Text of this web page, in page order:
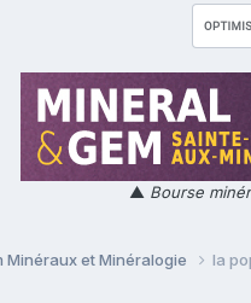
▲ Bourse
Minéraux et Minéralogie la